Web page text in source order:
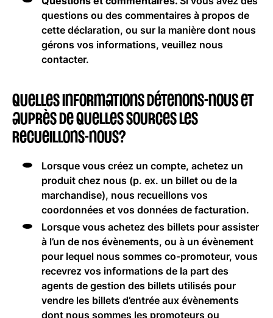
questions ou des commentaires à propos de
cette déclaration, ou sur la manière dont nous
gérons vos informations, veuillez nous
contacter.
Quelles informations détenons-nous et
auprès de quelles sources les
recueillons-nous?
Lorsque vous créez un compte, achetez un
produit chez nous (p. ex. un billet ou de la
marchandise), nous recueillons vos
coordonnées et vos données de facturation.
Lorsque vous achetez des billets pour assister
à l’un de nos évènements, ou à un évènement
pour lequel nous sommes co-promoteur, vous
recevrez vos informations de la part des
agents de gestion des billets utilisés pour
vendre les billets d’entrée aux évènements
dont nous sommes les promoteurs ou